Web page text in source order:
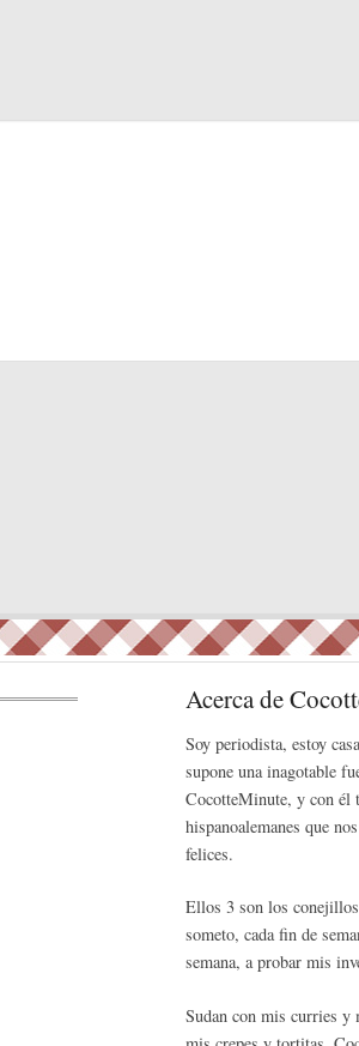
Acerca de
Soy periodista, estoy
supone una inagotable
CocotteMinute, y con él
hispanoalemanes que
felices.
Ellos 3 son los
someto, cada fin de
semana, a probar mis
Sudan con mis curries